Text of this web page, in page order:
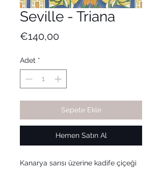
Seville - Triana
€140,00Fiyat
Adet *
Sepete Ekle
Hemen Satın Al
Kanarya sarısı üzerine kadife çiçeği